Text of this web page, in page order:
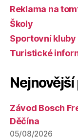
Reklama na
Školy
Sportovní kluby
Turistické
Závod Bosch
Děčína
05/08/2026